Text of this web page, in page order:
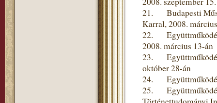
21. Budapesti
Karral, 2008.
22.
2008. március 13-án
23.
október 28-án
24.
25.